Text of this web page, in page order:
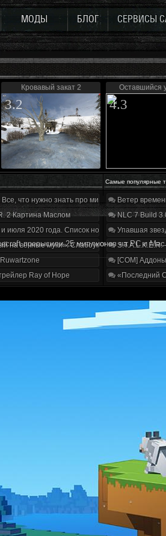
МОДЫ БЛОГ СЕРВИСЫ
Кровавый закат 2
3.2
Оставшийся
4.3
Самые популярные
Все, что нужно знать про мир, геймплей и
2 Картина Маслом
июля 2020 года. Список нововведений
на вечные муки». Слабоумие и отвага
Ray of Hope
Ветер
NLC 7 Build
Упавшая
[COM]
«Последний
превысили 25 миллионов на PC и Mac